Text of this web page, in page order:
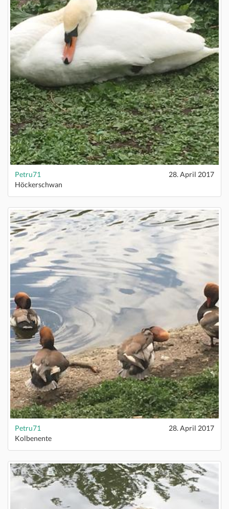
Petru71
28. April 2017
Höckerschwan
Petru71
28. April 2017
Kolbenente